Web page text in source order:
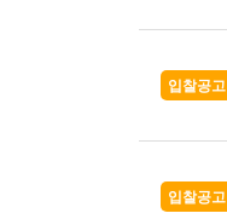
입찰공고
입찰공고